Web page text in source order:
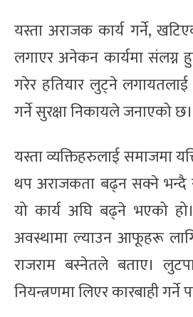
यस्ता अराजक कार्य गर्ने,
लगाएर अनेकन कार्यमा संलग्न
गरेर हतियार लुट्ने लगायतलाई
गर्ने सुरक्षा निकायले जनाएको छ।
यस्ता व्यक्तिहरुलाई समाजमा
थप अराजकता बढ्न सक्ने भन्दै
यो कार्य अघि बढ्ने भएको
अवस्थामा ल्याउन आफूहरू
राजराम बस्नेतले बताए।
नियन्त्रणमा लिएर कारबाही